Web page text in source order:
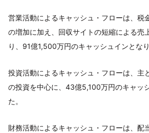
営業活動によるキャッシュ・フローは、税
の増加に加え、回収サイトの短縮による売
り、91億1,500万円のキャッシュインとなり
投資活動によるキャッシュ・フローは、主
の投資を中心に、43億5,100万円のキャッ
た。
財務活動によるキャッシュ・フローは、配